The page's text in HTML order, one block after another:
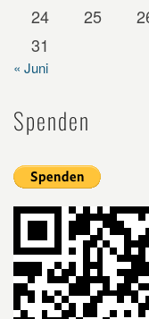
24
25
31
« Juni
Spenden